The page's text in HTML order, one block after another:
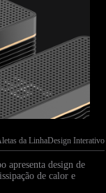
da LinhaDesign Interativo
apresenta design de
de calor e